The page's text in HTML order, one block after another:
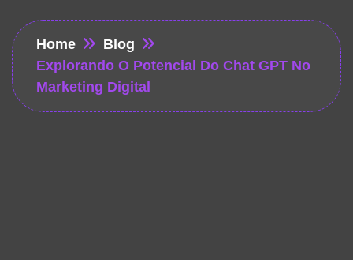
Home
Blog
Explorando O Potencial Do Chat GPT No
Marketing Digital